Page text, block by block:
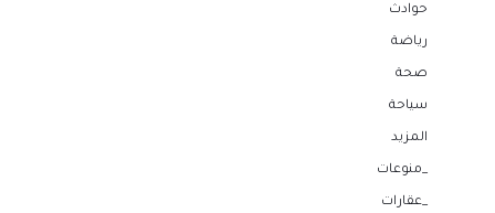
حوادث
رياضة
صحة
سياحة
المزيد
_منوعات
_عقارات